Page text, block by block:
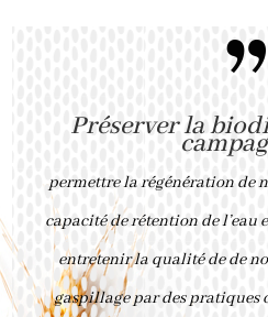
Préserver la
permettre la régénération de
capacité de rétention de l’eau
entretenir la qualité de de
gaspillage par des pratiques